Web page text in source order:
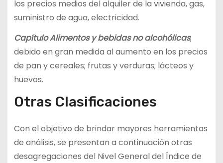
los precios medios del alquiler de la vivienda, gas,
suministro de agua, electricidad.
Capítulo Alimentos y bebidas no alcohólicas;
debido en gran medida al aumento en los precios
de pan y cereales; frutas y verduras; lácteos y
huevos.
Otras Clasificaciones
Con el objetivo de brindar mayores herramientas
de análisis, se presentan a continuación otras
desagregaciones del Nivel General del Índice de